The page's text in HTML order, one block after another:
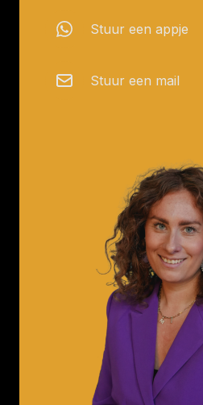
Stuur een appje
Stuur een mail